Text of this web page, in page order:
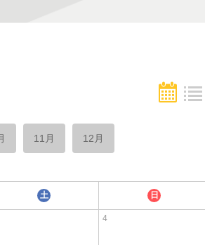
11月 12月
土 日
4